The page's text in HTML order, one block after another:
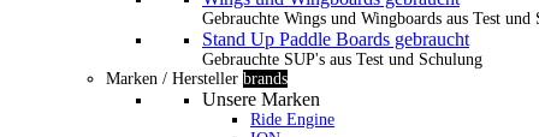
Gebrauchte Wings und Wingboards aus Test und
Stand Up Paddle Boards gebraucht
Gebrauchte SUP's aus Test und Schulung
Marken / Hersteller brands
Unsere Marken
Ride Engine